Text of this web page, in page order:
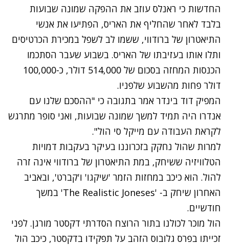
החדשות כי ראנלס עוזב את ההפקה שמונה שבועות
בלבד לאחר שהחליף את האריס, הפתיעו את אנשי
התיאטרון של ברודווי, ששמו לב לשפל במכירת הכרטיסים
ותלו אותו בעזיבתו של האריס. בשבוע שעבר הסתכמו
הכנסות המחזה בסכום של 514,000 דולר, כ-100,000
דולר פחות מהשבוע שלפניו.
המפיק דוד בינדר אמר בתגובה כי "ההסכם שלנו עם
אנדרו היה תמיד למשך שמונה שבועות, ואני סופר מתרגש
לקראת העבודה עם מייקל סי הול".
למרות שהול נחקק בזכרוננו בעיקר בעקבות דמויות
הטלוויזיה ששיחק, במת התיאטרון של ברודווי אינה זרה
להול. הוא כיכב במחזות הזמר 'שיקגו' ו'קברט', ובאביב
האחרון שיחק ב- 'The Realistic Joneses' במשך
חודשיים.
הול מוכר לכולנו בתור הרוצח הסדרתי דקסטר מורגן. לפני
זכייתו בפרס גלובוס הזהב על תפקידו בדקסטר, כיכב הול